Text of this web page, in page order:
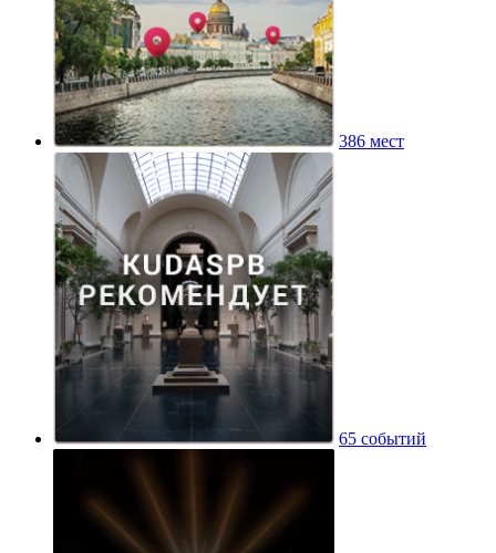
386 мест
65 событий